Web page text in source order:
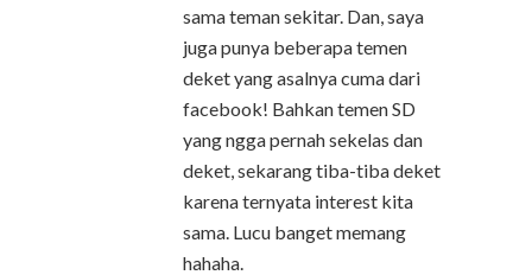
sama teman sekitar. Dan, saya
juga punya beberapa temen
deket yang asalnya cuma dari
facebook! Bahkan temen SD
yang ngga pernah sekelas dan
deket, sekarang tiba-tiba deket
karena ternyata interest kita
sama. Lucu banget memang
hahaha.